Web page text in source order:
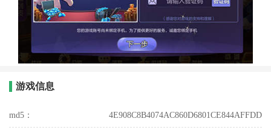
游戏信息
md5： 4E908C8B4074AC860D6801CE844AFFDD